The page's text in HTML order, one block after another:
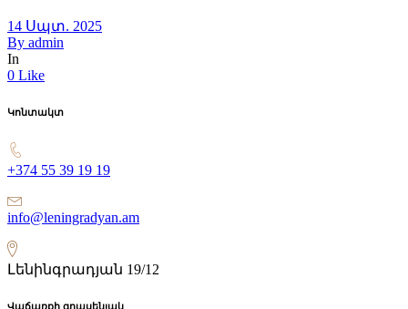
14 Սպտ. 2025
By admin
In
0 Like
Կոնտակտ
+374 55 39 19 19
info@leningradyan.am
Լենինգրադյան 19/12
Վաճառքի գրասենյակ